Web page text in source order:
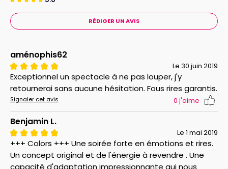
Black, Orange, Grey, Cherry, Brown, Blue, Scarlet,
Blackcurrant, Chrome, Brick déclinent avec ardeur la
genres littéraires et fantastiques.
Dans ce tourbillon de couleurs, qui choisirez-vous pour
entrer dans la danse ? (Pas de panique, spectacle
interactif mais non participatif)
- REPORT ET ANNULATION IMPOSSIBLES
- L' IMPRESSION DU E-BILLET EST OBLIGATOIRE
RÉDIGER UN AVIS
aménophis62
Le 30 juin 2019
Exceptionnel un spectacle à ne pas louper, j'y
retournerai sans aucune hésitation. Fous rires garantis.
Signaler cet avis 0 j'aime
Benjamin L.
Le 1 mai 2019
+++ Colors +++ Une soirée forte en émotions et rires.
Un concept original et de l'énergie à revendre . Une
capacité d'adaptation impressionnante qui nous